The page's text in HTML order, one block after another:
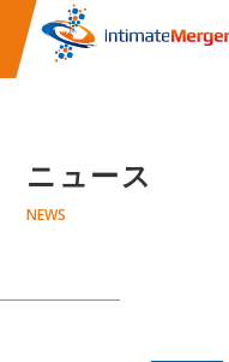
ニュース
NEWS